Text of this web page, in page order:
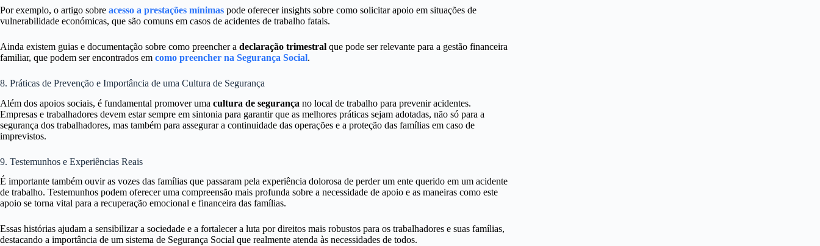
Por exemplo, o artigo sobre acesso a prestações mínimas pode oferecer insights sobre como solicitar apoio em situações de
vulnerabilidade económicas, que são comuns em casos de acidentes de trabalho fatais.
Ainda existem guias e documentação sobre como preencher a declaração trimestral que pode ser relevante para a gestão financeira
familiar, que podem ser encontrados em como preencher na Segurança Social.
8. Práticas de Prevenção e Importância de uma Cultura de Segurança
Além dos apoios sociais, é fundamental promover uma cultura de segurança no local de trabalho para prevenir acidentes.
Empresas e trabalhadores devem estar sempre em sintonia para garantir que as melhores práticas sejam adotadas, não só para a
segurança dos trabalhadores, mas também para assegurar a continuidade das operações e a proteção das famílias em caso de
imprevistos.
9. Testemunhos e Experiências Reais
É importante também ouvir as vozes das famílias que passaram pela experiência dolorosa de perder um ente querido em um acidente
de trabalho. Testemunhos podem oferecer uma compreensão mais profunda sobre a necessidade de apoio e as maneiras como este
apoio se torna vital para a recuperação emocional e financeira das famílias.
Essas histórias ajudam a sensibilizar a sociedade e a fortalecer a luta por direitos mais robustos para os trabalhadores e suas famílias,
destacando a importância de um sistema de Segurança Social que realmente atenda às necessidades de todos.